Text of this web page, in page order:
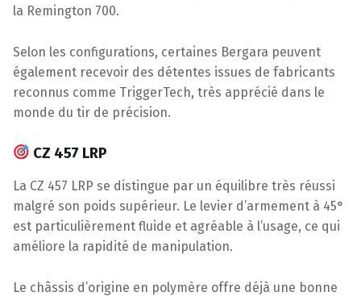
la Remington 700.
Selon les configurations, certaines Bergara peuvent
également recevoir des détentes issues de fabricants
reconnus comme TriggerTech, très apprécié dans le
monde du tir de précision.
CZ 457 LRP
La CZ 457 LRP se distingue par un équilibre très réussi
malgré son poids supérieur. Le levier d’armement à 45°
est particulièrement fluide et agréable à l’usage, ce qui
améliore la rapidité de manipulation.
Le châssis d’origine en polymère offre déjà une bonne